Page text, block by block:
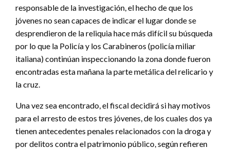
responsable de la investigación, el hecho de que los
jóvenes no sean capaces de indicar el lugar donde se
desprendieron de la reliquia hace más difícil su búsqueda
por lo que la Policía y los Carabineros (policía miliar
italiana) continúan inspeccionando la zona donde fueron
encontradas esta mañana la parte metálica del relicario y
la cruz.
Una vez sea encontrado, el fiscal decidirá si hay motivos
para el arresto de estos tres jóvenes, de los cuales dos ya
tienen antecedentes penales relacionados con la droga y
por delitos contra el patrimonio público, según refieren